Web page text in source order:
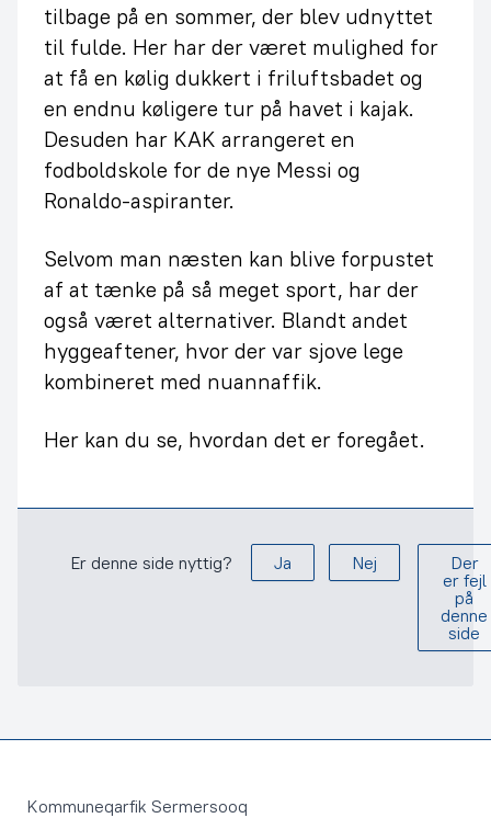
tilbage på en sommer, der blev udnyttet
til fulde. Her har der været mulighed for
at få en kølig dukkert i friluftsbadet og
en endnu køligere tur på havet i kajak.
Desuden har KAK arrangeret en
fodboldskole for de nye Messi og
Ronaldo-aspiranter.
Selvom man næsten kan blive forpustet
af at tænke på så meget sport, har der
også været alternativer. Blandt andet
hyggeaftener, hvor der var sjove lege
kombineret med nuannaffik.
Her kan du se, hvordan det er foregået.
Er denne side nyttig? Ja Nej
Der
er fejl
på
denne
side
Kommuneqarfik Sermersooq